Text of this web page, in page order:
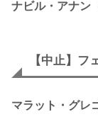
ナビル・アナン
【中止】
マラット・グレ